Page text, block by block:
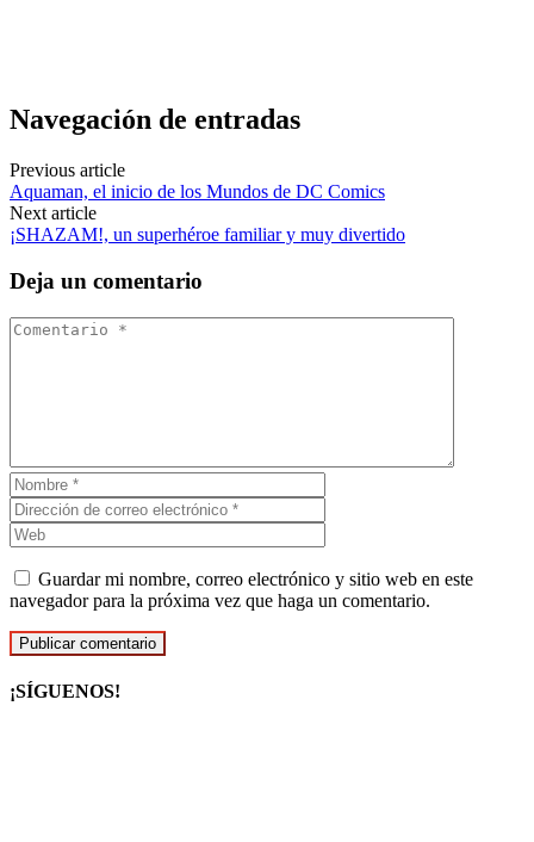
Navegación de entradas
Previous article
Aquaman, el inicio de los Mundos de DC Comics
Next article
¡SHAZAM!, un superhéroe familiar y muy divertido
Deja un comentario
Guardar mi nombre, correo electrónico y sitio web en este
navegador para la próxima vez que haga un comentario.
¡SÍGUENOS!